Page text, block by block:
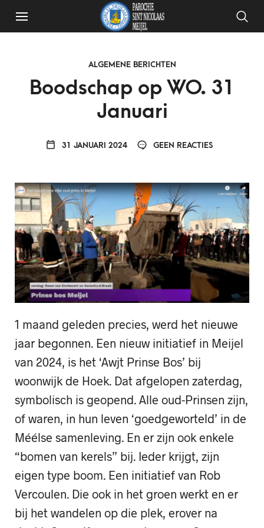
ALGEMENE BERICHTEN
Boodschap op WO. 31
Januari
31 JANUARI 2024 GEEN REACTIES
1 maand geleden precies, werd het nieuwe
jaar begonnen. Een nieuw initiatief in Meijel
van 2024, is het ‘Awjt Prinse Bos’ bij
woonwijk de Hoek. Dat afgelopen zaterdag,
symbolisch is geopend. Alle oud-Prinsen zijn,
of waren, in hun leven ‘goedgeworteld’ in de
Méélse samenleving. En er zijn ook enkele
“bomen van kerels” bij. Ieder krijgt, zijn
eigen type boom. Een initiatief van Rob
Vercoulen. Die ook in het groen werkt en er
bij het wandelen op die plek, erover na